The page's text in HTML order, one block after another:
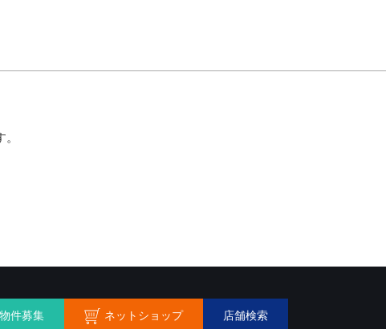
物件募集 ネットショップ 店舗検索